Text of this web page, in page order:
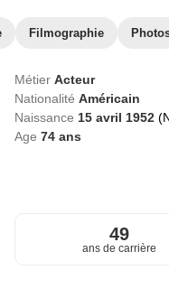
Filmographie
Métier Acteur
Nationalité Américain
Naissance 15 avril 1952
Age 74ans
49
ans de carrière